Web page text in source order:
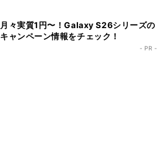
月々実質1円〜！Galaxy S26シリーズの
キャンペーン情報をチェック！
- PR -